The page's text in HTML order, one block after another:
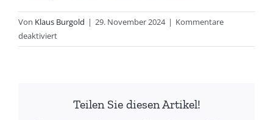
Von Klaus Burgold | 29. November 2024 | Kommentare
deaktiviertfür
Sitzung
Gaststätte
Teilen Sie diesen Artikel!